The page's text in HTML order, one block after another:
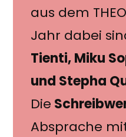
aus dem
Jahr dabei
Tienti, Miku
und Stepha
Die
Absprache